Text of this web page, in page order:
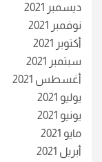
ديسمبر 2021
نوفمبر 2021
أكتوبر 2021
سبتمبر 2021
أغسطس 2021
يوليو 2021
يونيو 2021
مايو 2021
أبريل 2021